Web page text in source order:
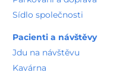
Práva pacientů
Ombudsman a agenda
Vnitřní řád pro pacienty
Vnitřní řád pro zdravotníky